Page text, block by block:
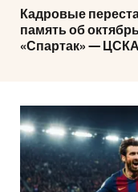
Кадровые
память об
«Спартак» — ЦСКА